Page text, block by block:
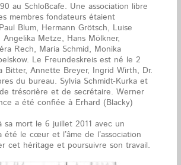
au Schloßcafe. Une association libre
membres fondateurs étaient
Blum, Hermann Grötsch, Luise
Metze, Hans Mölkner,
Rech, Maria Schmid, Monika
Le Freundeskreis est né le 2
Bitter, Annette Breyer, Ingrid Wirth, Dr.
du bureau. Sylvia Schmidt-Kurka et
trésorière et de secrétaire. Werner
a été confiée à Erhard (Blacky)
sa mort le 6 juillet 2011 avec un
le cœur et l’âme de l’association
cet héritage et poursuivre son travail.